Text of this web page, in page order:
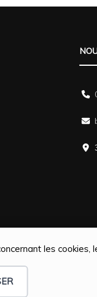
les cookies,
par